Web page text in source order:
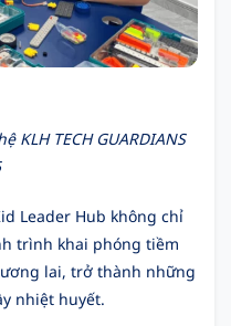
KLH TECH GUARDIANS
Leader Hub không chỉ
trình khai phóng tiềm
lai, trở thành những
nhiệt huyết.